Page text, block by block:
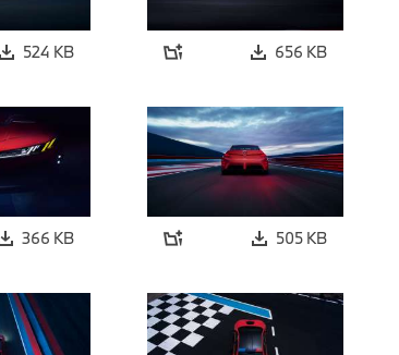
524 KB 656 KB
366 KB 505 KB